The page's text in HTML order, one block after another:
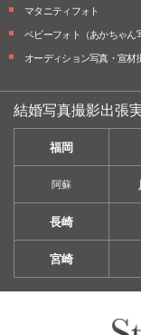
マタニティフォト
ベビーフォト （あかちゃん
オーディション写真・ 宣材
結婚写真撮影出張
福岡
阿蘇
長崎
宮崎